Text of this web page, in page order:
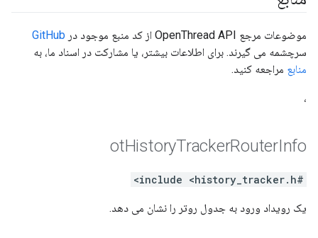
موضوعات مرجع OpenThread API از کد منبع موجود در
GitHub
سرچشمه می گیرند. برای اطلاعات بیشتر، یا مشارکت در اسناد ما، به
منابع مراجعه کنید.
،
otHistoryTrackerRouterInfo
#include <history_tracker.h>
یک رویداد ورود به جدول روتر را نشان می دهد.